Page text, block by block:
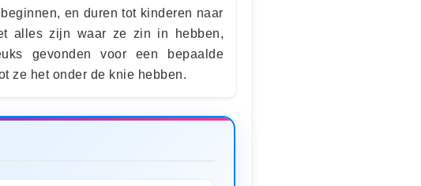
en duren tot kinderen naar
alles zijn waar ze zin in hebben,
gevonden voor een bepaalde
ze het onder de knie hebben.